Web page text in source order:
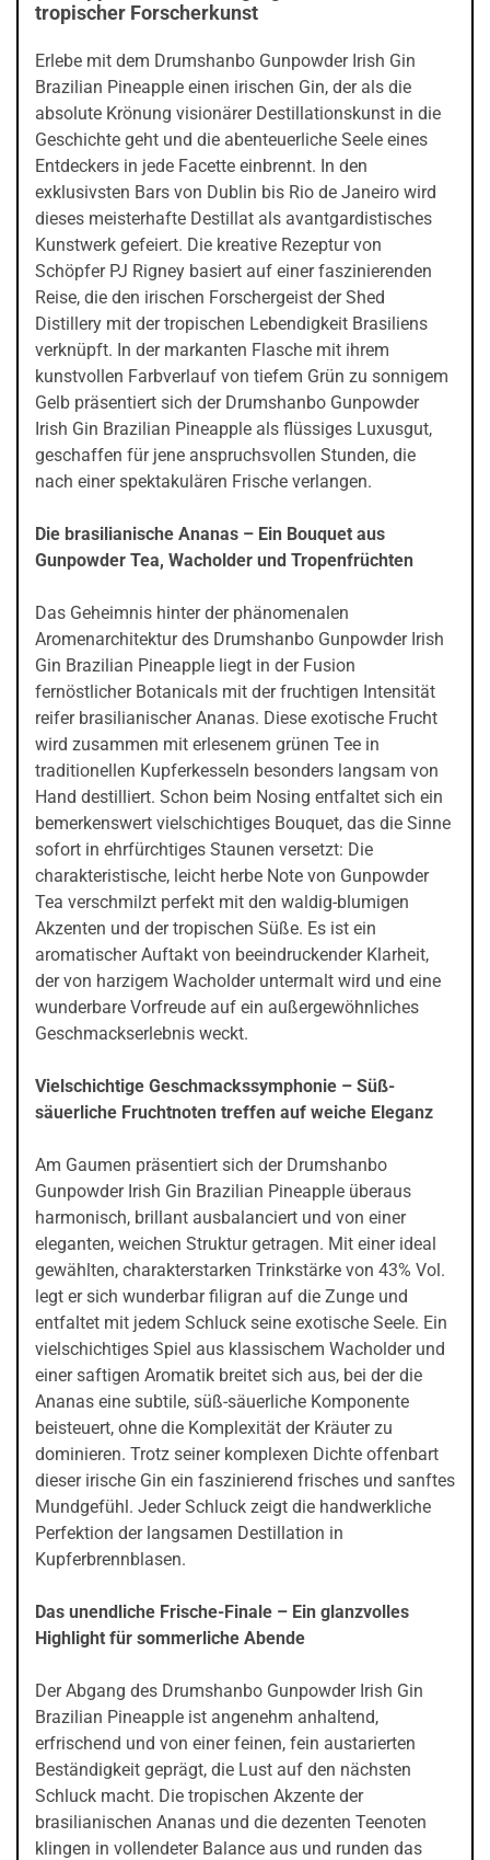
tropischer Forscherkunst
Erlebe mit dem Drumshanbo Gunpowder Irish Gin
Brazilian Pineapple einen irischen Gin, der als die
absolute Krönung visionärer Destillationskunst in die
Geschichte geht und die abenteuerliche Seele eines
Entdeckers in jede Facette einbrennt. In den
exklusivsten Bars von Dublin bis Rio de Janeiro wird
dieses meisterhafte Destillat als avantgardistisches
Kunstwerk gefeiert. Die kreative Rezeptur von
Schöpfer PJ Rigney basiert auf einer faszinierenden
Reise, die den irischen Forschergeist der Shed
Distillery mit der tropischen Lebendigkeit Brasiliens
verknüpft. In der markanten Flasche mit ihrem
kunstvollen Farbverlauf von tiefem Grün zu sonnigem
Gelb präsentiert sich der Drumshanbo Gunpowder
Irish Gin Brazilian Pineapple als flüssiges Luxusgut,
geschaffen für jene anspruchsvollen Stunden, die
nach einer spektakulären Frische verlangen.
Die brasilianische Ananas – Ein Bouquet aus
Gunpowder Tea, Wacholder und Tropenfrüchten
Das Geheimnis hinter der phänomenalen
Aromenarchitektur des Drumshanbo Gunpowder Irish
Gin Brazilian Pineapple liegt in der Fusion
fernöstlicher Botanicals mit der fruchtigen Intensität
reifer brasilianischer Ananas. Diese exotische Frucht
wird zusammen mit erlesenem grünen Tee in
traditionellen Kupferkesseln besonders langsam von
Hand destilliert. Schon beim Nosing entfaltet sich ein
bemerkenswert vielschichtiges Bouquet, das die Sinne
sofort in ehrfürchtiges Staunen versetzt: Die
charakteristische, leicht herbe Note von Gunpowder
Tea verschmilzt perfekt mit den waldig-blumigen
Akzenten und der tropischen Süße. Es ist ein
aromatischer Auftakt von beeindruckender Klarheit,
der von harzigem Wacholder untermalt wird und eine
wunderbare Vorfreude auf ein außergewöhnliches
Geschmackserlebnis weckt.
Vielschichtige Geschmackssymphonie – Süß-
säuerliche Fruchtnoten treffen auf weiche Eleganz
Am Gaumen präsentiert sich der Drumshanbo
Gunpowder Irish Gin Brazilian Pineapple überaus
harmonisch, brillant ausbalanciert und von einer
eleganten, weichen Struktur getragen. Mit einer ideal
gewählten, charakterstarken Trinkstärke von 43% Vol.
legt er sich wunderbar filigran auf die Zunge und
entfaltet mit jedem Schluck seine exotische Seele. Ein
vielschichtiges Spiel aus klassischem Wacholder und
einer saftigen Aromatik breitet sich aus, bei der die
Ananas eine subtile, süß-säuerliche Komponente
beisteuert, ohne die Komplexität der Kräuter zu
dominieren. Trotz seiner komplexen Dichte offenbart
dieser irische Gin ein faszinierend frisches und sanftes
Mundgefühl. Jeder Schluck zeigt die handwerkliche
Perfektion der langsamen Destillation in
Kupferbrennblasen.
Das unendliche Frische-Finale – Ein glanzvolles
Highlight für sommerliche Abende
Der Abgang des Drumshanbo Gunpowder Irish Gin
Brazilian Pineapple ist angenehm anhaltend,
erfrischend und von einer feinen, fein austarierten
Beständigkeit geprägt, die Lust auf den nächsten
Schluck macht. Die tropischen Akzente der
brasilianischen Ananas und die dezenten Teenoten
klingen in vollendeter Balance aus und runden das